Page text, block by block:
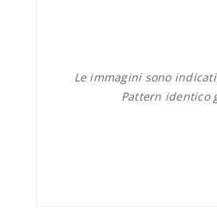
Le immagini sono
Pattern identico